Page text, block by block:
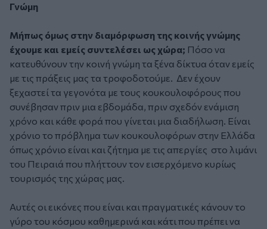
Γνώμη
Μήπως όμως στην διαμόρφωση της κοινής γνώμης
έχουμε και εμείς συντελέσει ως χώρα; Πόσο να
κατευθύνουν την κοινή γνώμη τα ξένα δίκτυα όταν εμείς
με τις πράξεις μας τα τροφοδοτούμε. Δεν έχουν
ξεχαστεί τα γεγονότα με τους κουκουλοφόρους που
συνέβησαν πριν μια εβδομάδα, πριν σχεδόν ενάμιση
χρόνο και κάθε φορά που γίνεται μια διαδήλωση. Είναι
χρόνιο το πρόβλημα των κουκουλοφόρων στην Ελλάδα
όπως χρόνιο είναι και ζήτημα με τις απεργίες στο λιμάνι
του Πειραιά που πλήττουν τον εισερχόμενο κυρίως
τουρισμός της χώρας μας.
Αυτές οι εικόνες που είναι και πραγματικές κάνουν το
γύρο του κόσμου καθημερινά και κάτι που πρέπει να